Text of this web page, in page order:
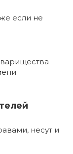
если не
несут и